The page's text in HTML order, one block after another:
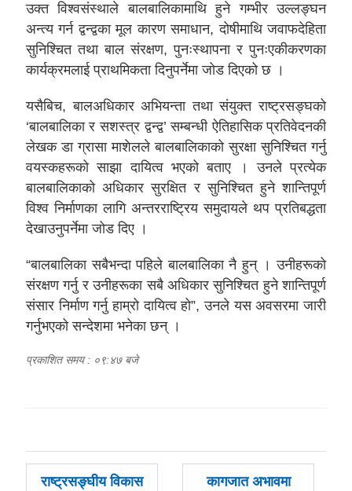
उक्त विश्वसंस्थाले बालबालिकामाथि हुने गम्भीर उल्लङ्घन
अन्त्य गर्न द्वन्द्वका मूल कारण समाधान, दोषीमाथि जवाफदेहिता
सुनिश्चित तथा बाल संरक्षण, पुनःस्थापना र पुनःएकीकरणका
कार्यक्रमलाई प्राथमिकता दिनुपर्नेमा जोड दिएको छ ।
यसैबिच, बालअधिकार अभियन्ता तथा संयुक्त राष्ट्रसङ्घको
‘बालबालिका र सशस्त्र द्वन्द्व’ सम्बन्धी ऐतिहासिक प्रतिवेदनकी
लेखक डा ग्रासा माशेलले बालबालिकाको सुरक्षा सुनिश्चित गर्नु
वयस्कहरूको साझा दायित्व भएको बताए । उनले प्रत्येक
बालबालिकाको अधिकार सुरक्षित र सुनिश्चित हुने शान्तिपूर्ण
विश्व निर्माणका लागि अन्तरराष्ट्रिय समुदायले थप प्रतिबद्धता
देखाउनुपर्नेमा जोड दिए ।
“बालबालिका सबैभन्दा पहिले बालबालिका नै हुन् । उनीहरूको
संरक्षण गर्नु र उनीहरूका सबै अधिकार सुनिश्चित हुने शान्तिपूर्ण
संसार निर्माण गर्नु हाम्रो दायित्व हो”, उनले यस अवसरमा जारी
गर्नुभएको सन्देशमा भनेका छन् ।
प्रकाशित समय : ०९:४७ बजे
पछिल्लाे
राष्ट्रसङ्घीय विकास अघिल्लाे
कागजात अभावमा